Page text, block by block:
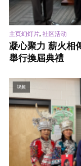
主页幻灯片, 社区活动
凝心聚力 薪火相
舉行換屆典禮
视频